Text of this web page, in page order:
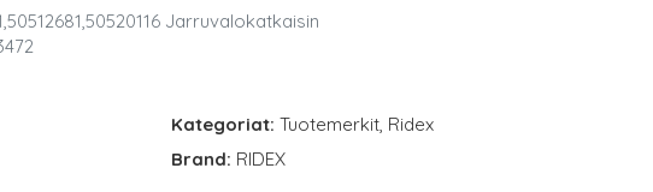
Jarruvalokatkaisin
Kategoriat: Tuotemerkit, Ridex
Brand: RIDEX